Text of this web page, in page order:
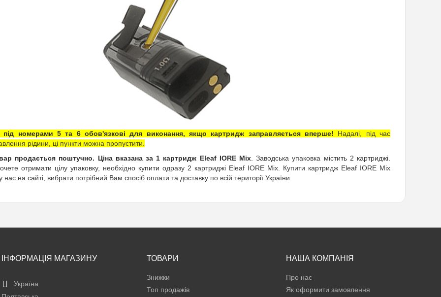
під номерами 5 та 6 обов'язкові для виконання, якщо картридж заправляється вперше! Надалі, під час
рідини, ці пункти можна пропустити.
продається поштучно. Ціна вказана за 1 картридж Eleaf IORE Mix. Заводська упаковка містить 2 картриджі.
отримати цілу упаковку, необхідно купити одразу 2 картриджі Eleaf IORE Mix. Купити картридж Eleaf IORE Mix
на сайті, вибрати потрібний Вам спосіб оплати та доставку по всій території України.
ІНФОРМАЦІЯ МАГАЗИНУ
Україна
ТОВАРИ
Знижки
Топ продажів
НАША КОМПАНІЯ
Про нас
Як оформити замовлення